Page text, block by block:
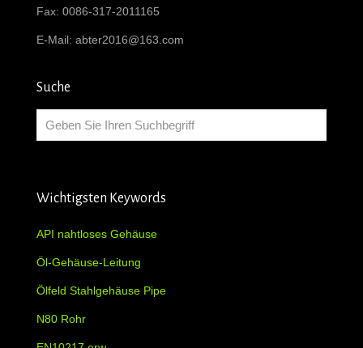
Fax: 0086-317-2011165
E-Mail: abter2016@163.com
Suche
Wichtigsten Keywords
API nahtloses Gehäuse
Öl-Gehäuse-Leitung
Ölfeld Stahlgehäuse Pipe
N80 Rohr